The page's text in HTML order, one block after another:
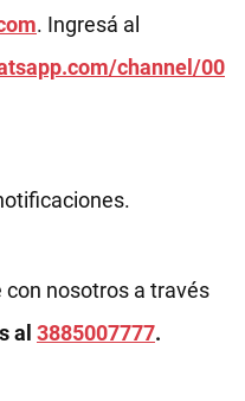
. Ingresá al
channel/00
nosotros a través
al 3885007777.